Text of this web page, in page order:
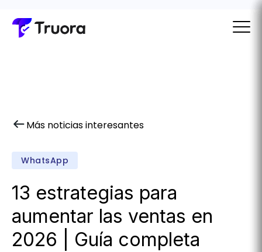
Más noticias interesantes
WhatsApp
13 estrategias para
aumentar las ventas en
2026 | Guía completa